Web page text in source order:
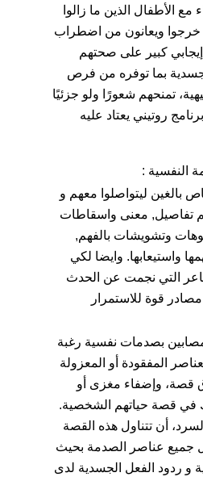
مع الأطفال الذين ما زالوا
ويعانون من اضطراب
إيجابي كبير على صحتهم
بما توفره من فرص
تمنحهم شعورًا ولو جزئيًا
روتيني يعتاد عليه
النفسية :
بالغين ليتواصلوا معهم و
تفاصيل, معنى واسقاطات
وتشويشات بالفهم,
واستيعابها. وايضا لكي
التي نجمت عن الحدث
قوة للاستمرار
بصدمات نفسية رغبة
المفقودة أو المعزولة
قصة، وإضفاء مغزى أو
في قصة حياتهم الشخصية.
أن تتناول هذه القصة
جميع عناصر الصدمة بحيث
و ردود الفعل الجسدية لدى